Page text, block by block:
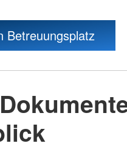
Betreuungsplatz